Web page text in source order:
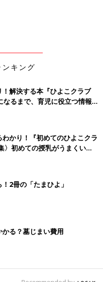
のため、赤ちゃんとママが寝
か、来客用の和室があれ
るようになると、家事をし
が必要になります。リビン
子どもの遊び場やお昼寝スペ
キング
解決する本『ひよこクラブ
るまで、育児に役立つ情報が
かり！『初めてのひよこクラ
〉初めての授乳がうまくい
基本と夏のトラブル 解決テ
2冊の「たまひよ」
る？墓じまい費用